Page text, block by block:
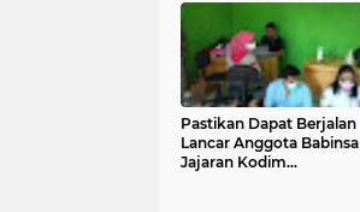
Pastikan Dapat Berjalan
Lancar Anggota Babinsa
Jajaran Kodim